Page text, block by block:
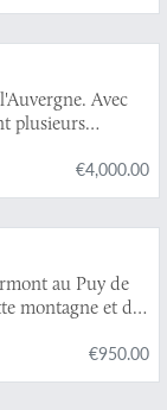
Avec
plusieurs
un dessin fac
Saussure. I-V.
€4,000.00
au Puy de
montagne et de
the geology of
and by J.
€950.00